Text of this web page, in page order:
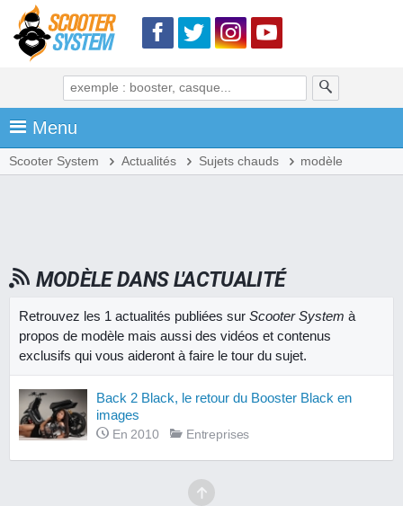
Menu
Scooter System Actualités Sujets chauds modèle
MODÈLE DANS L'ACTUALITÉ
Retrouvez les 1 actualités publiées sur Scooter System à
propos de modèle mais aussi des vidéos et contenus
exclusifs qui vous aideront à faire le tour du sujet.
Back 2 Black, le retour du Booster Black en
images
En 2010 Entreprises